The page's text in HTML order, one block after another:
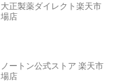
大正製薬ダイレクト楽天市
場店
ノートン公式ストア 楽天市
場店